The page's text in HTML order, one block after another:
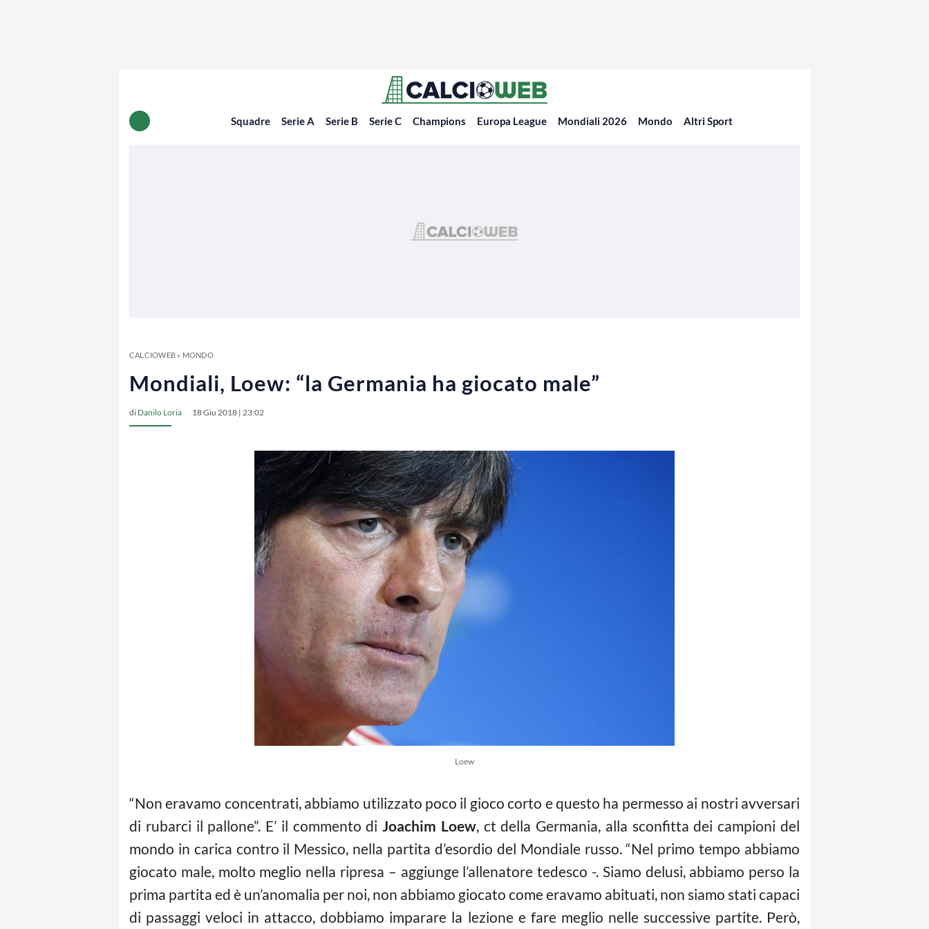
Squadre Serie A Serie B Serie C Champions Europa League Mondiali 2026 Mondo Altri Sport
CALCIOWEB» MONDO
Mondiali, Loew: “la Germania ha giocato male”
di Danilo Loria 18 Giu 2018 | 23:02
Loew
“Non eravamo concentrati, abbiamo utilizzato poco il gioco corto e questo ha permesso ai nostri avversari
di rubarci il pallone”. E’ il commento di Joachim Loew, ct della Germania, alla sconfitta dei campioni del
mondo in carica contro il Messico, nella partita d’esordio del Mondiale russo. “Nel primo tempo abbiamo
giocato male, molto meglio nella ripresa – aggiunge l’allenatore tedesco -. Siamo delusi, abbiamo perso la
prima partita ed è un’anomalia per noi, non abbiamo giocato come eravamo abituati, non siamo stati capaci
di passaggi veloci in attacco, dobbiamo imparare la lezione e fare meglio nelle successive partite. Però,